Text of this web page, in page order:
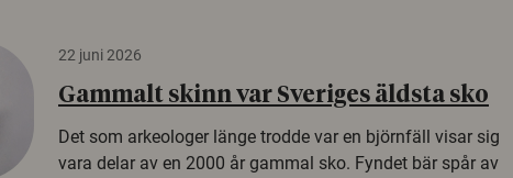
22 juni 2026
Gammalt skinn var Sveriges äldsta sko
Det som arkeologer länge trodde var en björnfäll visar sig
vara delar av en 2000 år gammal sko. Fyndet bär spår av